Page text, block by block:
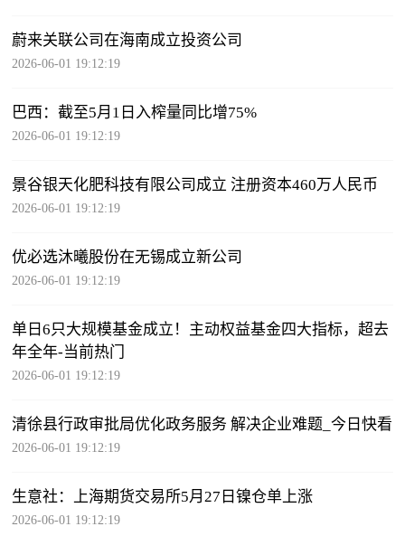
蔚来关联公司在海南成立投资公司
2026-06-01 19:12:19
巴西：截至5月1日入榨量同比增75%
2026-06-01 19:12:19
景谷银天化肥科技有限公司成立 注册资本460万人民币
2026-06-01 19:12:19
优必选沐曦股份在无锡成立新公司
2026-06-01 19:12:19
单日6只大规模基金成立！主动权益基金四大指标，超去
年全年-当前热门
2026-06-01 19:12:19
清徐县行政审批局优化政务服务 解决企业难题_今日快看
2026-06-01 19:12:19
生意社：上海期货交易所5月27日镍仓单上涨
2026-06-01 19:12:19